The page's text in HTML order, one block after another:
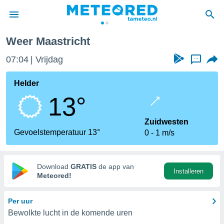
door
verstrekte
hoge
hebt de
voor
op basis
Weer Maastricht
07:04 Vrijdag ...
Helder
13°
Gevoelstemperatuur 13°
Zuidwesten
0
1 m/s
Download GRATIS de app van
Meteored!
Installeren
Per uur
Bewolkte lucht in de komende uren